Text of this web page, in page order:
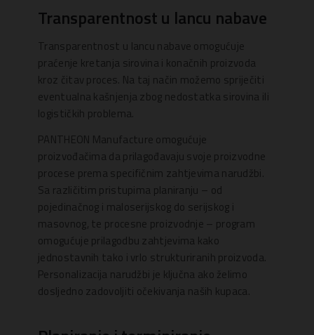
Transparentnost u lancu nabave
Transparentnost u lancu nabave omogućuje
praćenje kretanja sirovina i konačnih proizvoda
kroz čitav proces. Na taj način možemo spriječiti
eventualna kašnjenja zbog nedostatka sirovina ili
logističkih problema.
PANTHEON Manufacture omogućuje
proizvođačima da prilagođavaju svoje proizvodne
procese prema specifičnim zahtjevima narudžbi.
Sa različitim pristupima planiranju – od
pojedinačnog i maloserijskog do serijskog i
masovnog, te procesne proizvodnje – program
omogućuje prilagodbu zahtjevima kako
jednostavnih tako i vrlo strukturiranih proizvoda.
Personalizacija narudžbi je ključna ako želimo
dosljedno zadovoljiti očekivanja naših kupaca.